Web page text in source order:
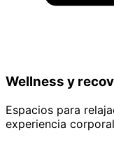
Wellness y
Espacios para
experiencia